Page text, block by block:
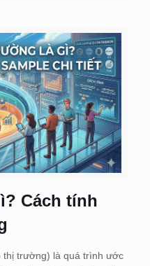
Cách tính
thị trường) là quá trình ước